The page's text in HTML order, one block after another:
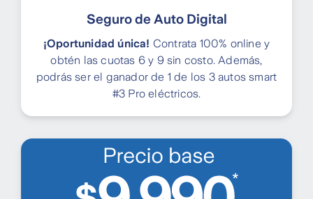
Seguro de Auto Digital
¡Oportunidad única! Contrata 100% online y
obtén las cuotas 6 y 9 sin costo. Además,
podrás ser el ganador de 1 de los 3 autos smart
#3 Pro eléctricos.